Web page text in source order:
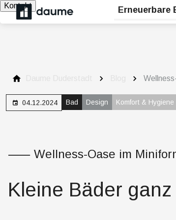
Kontakt Erneuerbare
04.12.2024 Bad Design Komfort & Hygiene
⸺ Wellness-Oase im
Kleine Bäder